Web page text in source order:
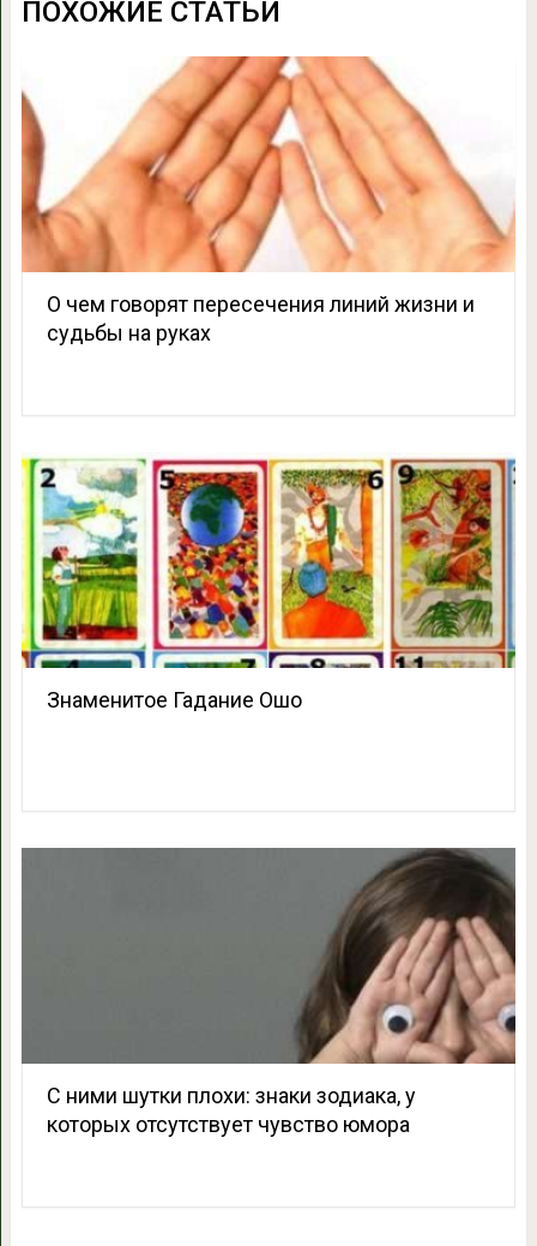
ПОХОЖИЕ СТАТЬИ
О чем говорят пересечения линий жизни и
судьбы на руках
Знаменитое Гадание Ошо
С ними шутки плохи: знаки зодиака, у
которых отсутствует чувство юмора